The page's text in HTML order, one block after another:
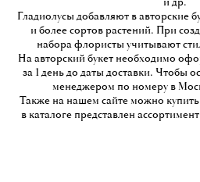
Гладиолусы добавляют в авторские
и более сортов растений. При
набора флористы учитывают
На авторский букет необходимо
за 1 день до даты доставки. Чтобы
менеджером по номеру в
Также на нашем сайте можно купить
в каталоге представлен